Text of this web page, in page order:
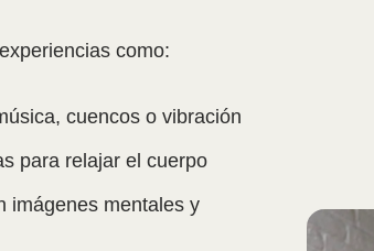
como:
cuencos o vibración
para relajar el cuerpo
imágenes mentales y